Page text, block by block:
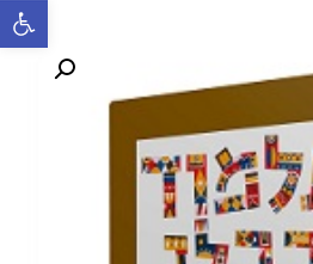
פתח סרגל